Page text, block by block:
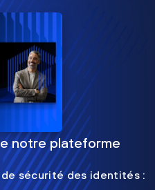
notre plateforme
sécurité des identités :